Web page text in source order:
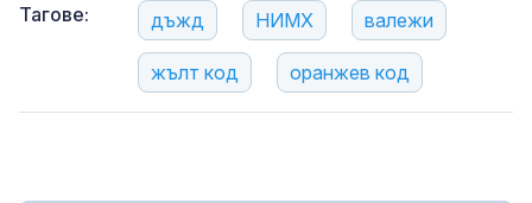
Тагове: дъжд НИМХ валежи
жълт код оранжев код